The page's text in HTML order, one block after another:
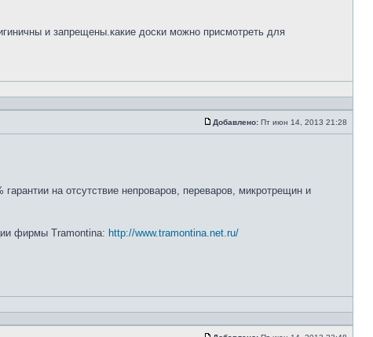
и запрещены.какие доски можно присмотреть для
Добавлено: Пт июн 14, 2013 21:28
на отсутствие непроваров, переваров, микротрещин и
фирмы Tramontina: http://www.tramontina.net.ru/